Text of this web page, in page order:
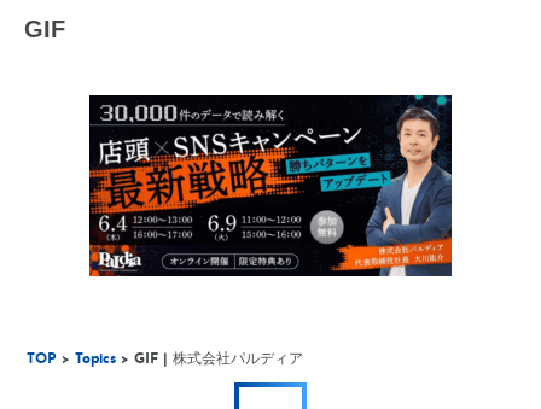
GIF
TOP >Topics > GIF | 株式会社パルディア